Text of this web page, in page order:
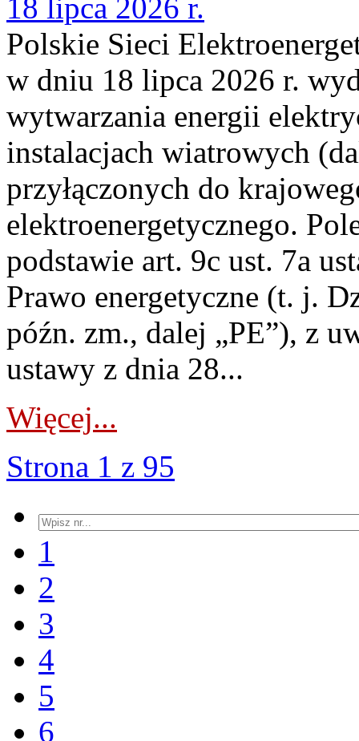
18 lipca 2026 r.
Polskie Sieci
w dniu 18 lipca 2026 r.
wytwarzania energii
instalacjach wiatrowych
przyłączonych do
elektroenergetycznego.
podstawie art. 9c ust. 7a
Prawo energetyczne (t. j.
późn. zm., dalej „PE”), z
ustawy z dnia 28...
Więcej...
Strona 1 z 95
1
2
3
4
5
6